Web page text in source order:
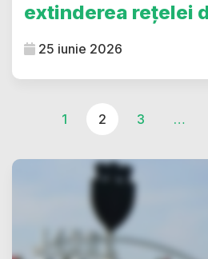
extinderea rețelei
25 iunie 2026
1 2 3 …